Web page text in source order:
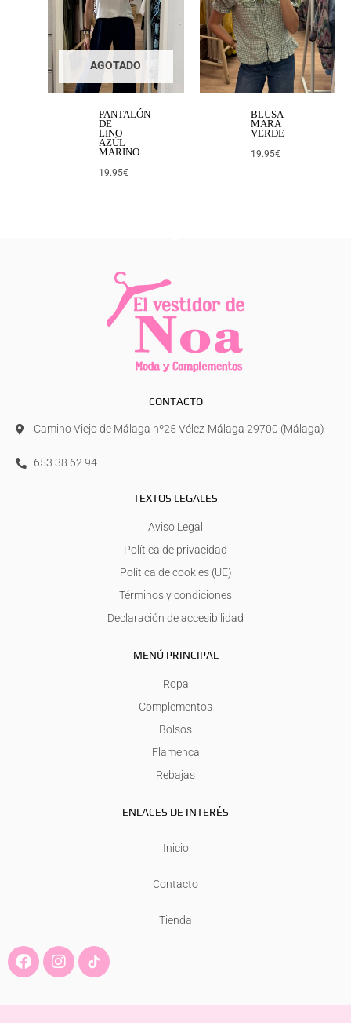
AGOTADO
PANTALÓN
DE
LINO
AZÚL
MARINO
19.95€
BLUSA
MARA
VERDE
19.95€
CONTACTO
Camino Viejo de Málaga nº25 Vélez-Málaga 29700 (Málaga)
653 38 62 94
TEXTOS LEGALES
Aviso Legal
Política de privacidad
Política de cookies (UE)
Términos y condiciones
Declaración de accesibilidad
MENÚ PRINCIPAL
Ropa
Complementos
Bolsos
Flamenca
Rebajas
ENLACES DE INTERÉS
Inicio
Contacto
Tienda
F
a
e
I
n
t